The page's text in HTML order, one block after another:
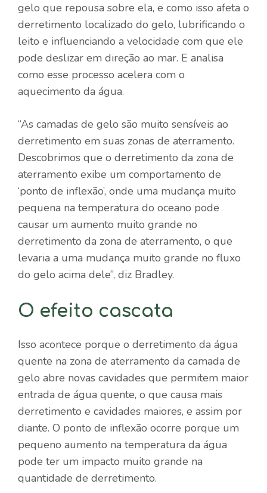
gelo que repousa sobre ela, e como isso afeta o
derretimento localizado do gelo, lubrificando o
leito e influenciando a velocidade com que ele
pode deslizar em direção ao mar. E analisa
como esse processo acelera com o
aquecimento da água.
“As camadas de gelo são muito sensíveis ao
derretimento em suas zonas de aterramento.
Descobrimos que o derretimento da zona de
aterramento exibe um comportamento de
‘ponto de inflexão’, onde uma mudança muito
pequena na temperatura do oceano pode
causar um aumento muito grande no
derretimento da zona de aterramento, o que
levaria a uma mudança muito grande no fluxo
do gelo acima dele”, diz Bradley.
O efeito cascata
Isso acontece porque o derretimento da água
quente na zona de aterramento da camada de
gelo abre novas cavidades que permitem maior
entrada de água quente, o que causa mais
derretimento e cavidades maiores, e assim por
diante. O ponto de inflexão ocorre porque um
pequeno aumento na temperatura da água
pode ter um impacto muito grande na
quantidade de derretimento.